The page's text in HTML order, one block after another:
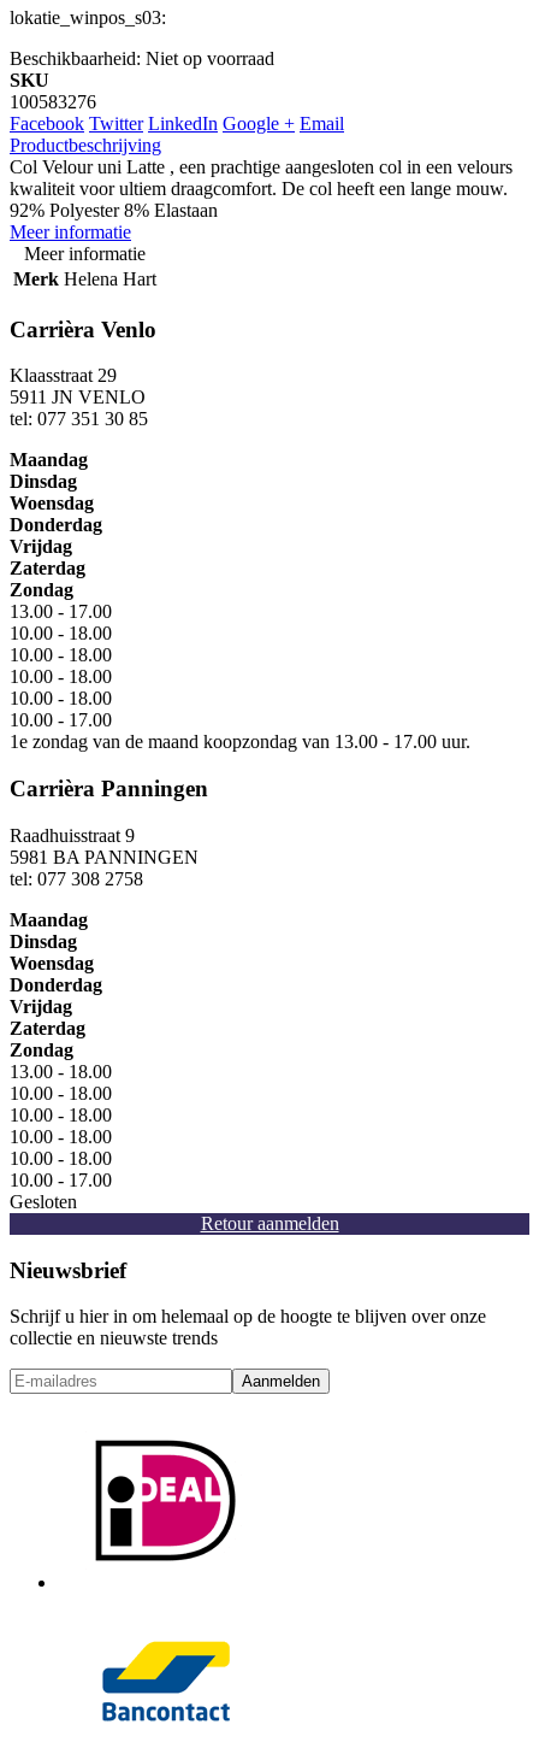
lokatie_winpos_s03:
Beschikbaarheid: Niet op voorraad
SKU
100583276
Facebook Twitter LinkedIn Google + Email
Productbeschrijving
Col Velour uni Latte , een prachtige aangesloten col in een velours
kwaliteit voor ultiem draagcomfort. De col heeft een lange mouw.
92% Polyester 8% Elastaan
Meer informatie
Meer informatie
Merk Helena Hart
Carrièra Venlo
Klaasstraat 29
5911 JN VENLO
tel: 077 351 30 85
Maandag
Dinsdag
Woensdag
Donderdag
Vrijdag
Zaterdag
Zondag
13.00 - 17.00
10.00 - 18.00
10.00 - 18.00
10.00 - 18.00
10.00 - 18.00
10.00 - 17.00
1e zondag van de maand koopzondag van 13.00 - 17.00 uur.
Carrièra Panningen
Raadhuisstraat 9
5981 BA PANNINGEN
tel: 077 308 2758
Maandag
Dinsdag
Woensdag
Donderdag
Vrijdag
Zaterdag
Zondag
13.00 - 18.00
10.00 - 18.00
10.00 - 18.00
10.00 - 18.00
10.00 - 18.00
10.00 - 17.00
Gesloten
Retour aanmelden
Nieuwsbrief
Schrijf u hier in om helemaal op de hoogte te blijven over onze
collectie en nieuwste trends
Aanmelden